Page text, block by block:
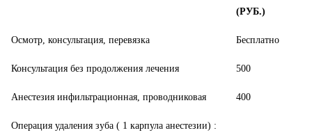
(РУБ.)
Осмотр, консультация, перевязка Бесплатно
Консультация без продолжения лечения 500
Анестезия инфильтрационная, проводниковая 400
Операция удаления зуба ( 1 карпула анестезии) :